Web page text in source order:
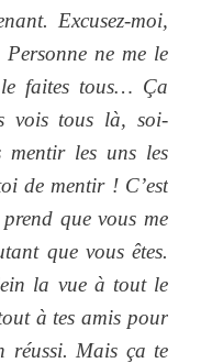
Excusez-moi,
ne me le
le faites tous… Ça
vois tous là, soi-
les uns les
de mentir ! C’est
que vous me
que vous êtes.
la vue à tout le
à tes amis pour
réussi. Mais ça te